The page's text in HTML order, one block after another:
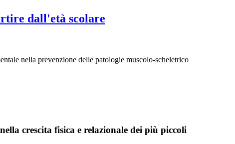
dall'età scolare
nella prevenzione delle patologie muscolo-scheletrico
crescita fisica e relazionale dei più piccoli